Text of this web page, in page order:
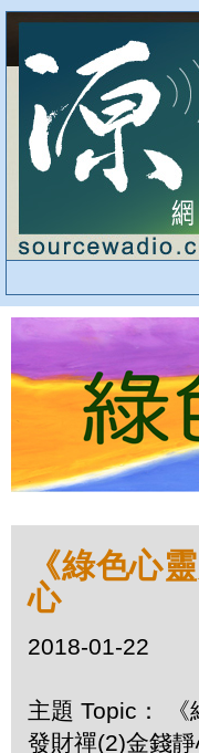
《綠色心
心
2018-01-22
主題 Topic：
發財禪(2)金錢